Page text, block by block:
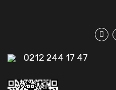
0212 244 17 47